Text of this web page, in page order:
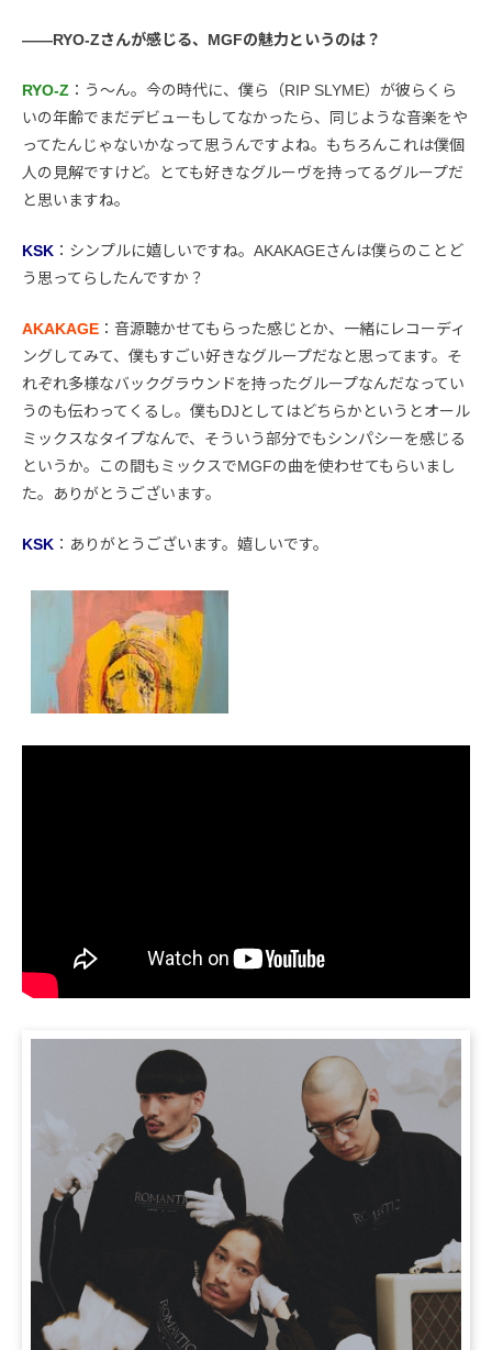
――RYO-Zさんが感じる、MGFの魅力というのは？
RYO-Z ：う〜ん。今の時代に、僕ら（RIP SLYME）が彼らくら
いの年齢でまだデビューもしてなかったら、同じような音楽をや
ってたんじゃないかなって思うんですよね。もちろんこれは僕個
人の見解ですけど。とても好きなグルーヴを持ってるグループだ
と思いますね。
KSK ：シンプルに嬉しいですね。AKAKAGEさんは僕らのことど
う思ってらしたんですか？
AKAKAGE ：音源聴かせてもらった感じとか、一緒にレコーディ
ングしてみて、僕もすごい好きなグループだなと思ってます。そ
れぞれ多様なバックグラウンドを持ったグループなんだなってい
うのも伝わってくるし。僕もDJとしてはどちらかというとオール
ミックスなタイプなんで、そういう部分でもシンパシーを感じる
というか。この間もミックスでMGFの曲を使わせてもらいまし
た。ありがとうございます。
KSK ：ありがとうございます。嬉しいです。